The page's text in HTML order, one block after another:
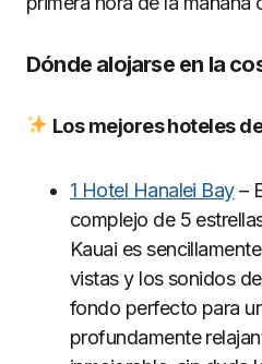
Dónde alojarse en la
Los mejores hoteles
1 Hotel Hanalei Bay–
complejo de 5
Kauai es
vistas y los sonidos
fondo perfecto para
profundamente